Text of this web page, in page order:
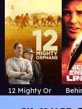
12 Mighty Orphans